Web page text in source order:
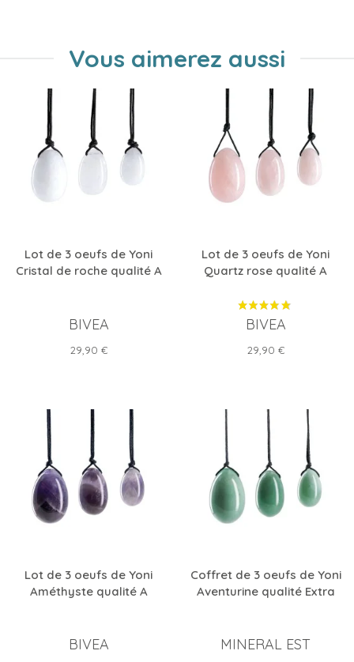
Vous aimerez aussi
Lot de 3 oeufs de Yoni
Cristal de roche qualité A
BIVEA
Prix
29,90 €
Lot de 3 oeufs de Yoni
Quartz rose qualité A
BIVEA
Prix
29,90 €
Lot de 3 oeufs de Yoni
Améthyste qualité A
BIVEA
Coffret de 3 oeufs de Yoni
Aventurine qualité Extra
MINERAL EST